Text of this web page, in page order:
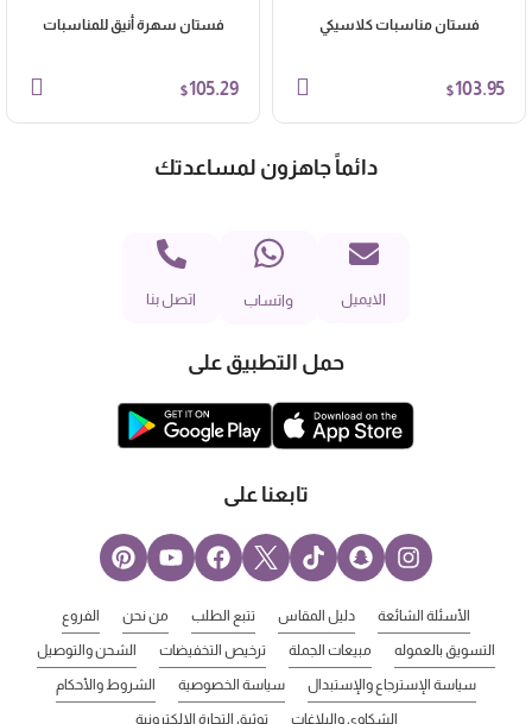
فستان مناسبات كلاسيكي
$103.95
فستان سهرة أنيق للمناسبات
$105.29
دائماً جاهزون لمساعدتك
الايميل واتساب اتصل بنا
حمل التطبيق على
تابعنا على
الأسئلة الشائعة دليل المقاس تتبع الطلب من نحن الفروع
التسويق بالعموله مبيعات الجملة ترخيص التخفيضات الشحن والتوصيل
سياسة الإسترجاع والإستبدال سياسة الخصوصية الشروط والأحكام
الشكاوي والبلاغات توثيق التجارة الالكترونية